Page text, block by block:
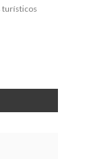
turísticos